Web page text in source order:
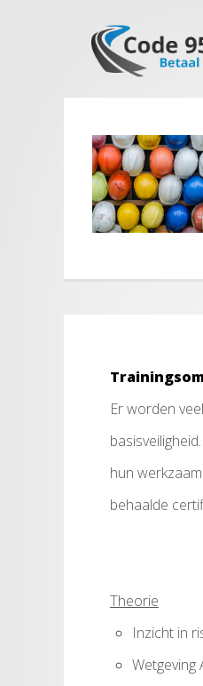
Er worden
hun
behaalde
Theorie
Inzicht in
Wetgeving